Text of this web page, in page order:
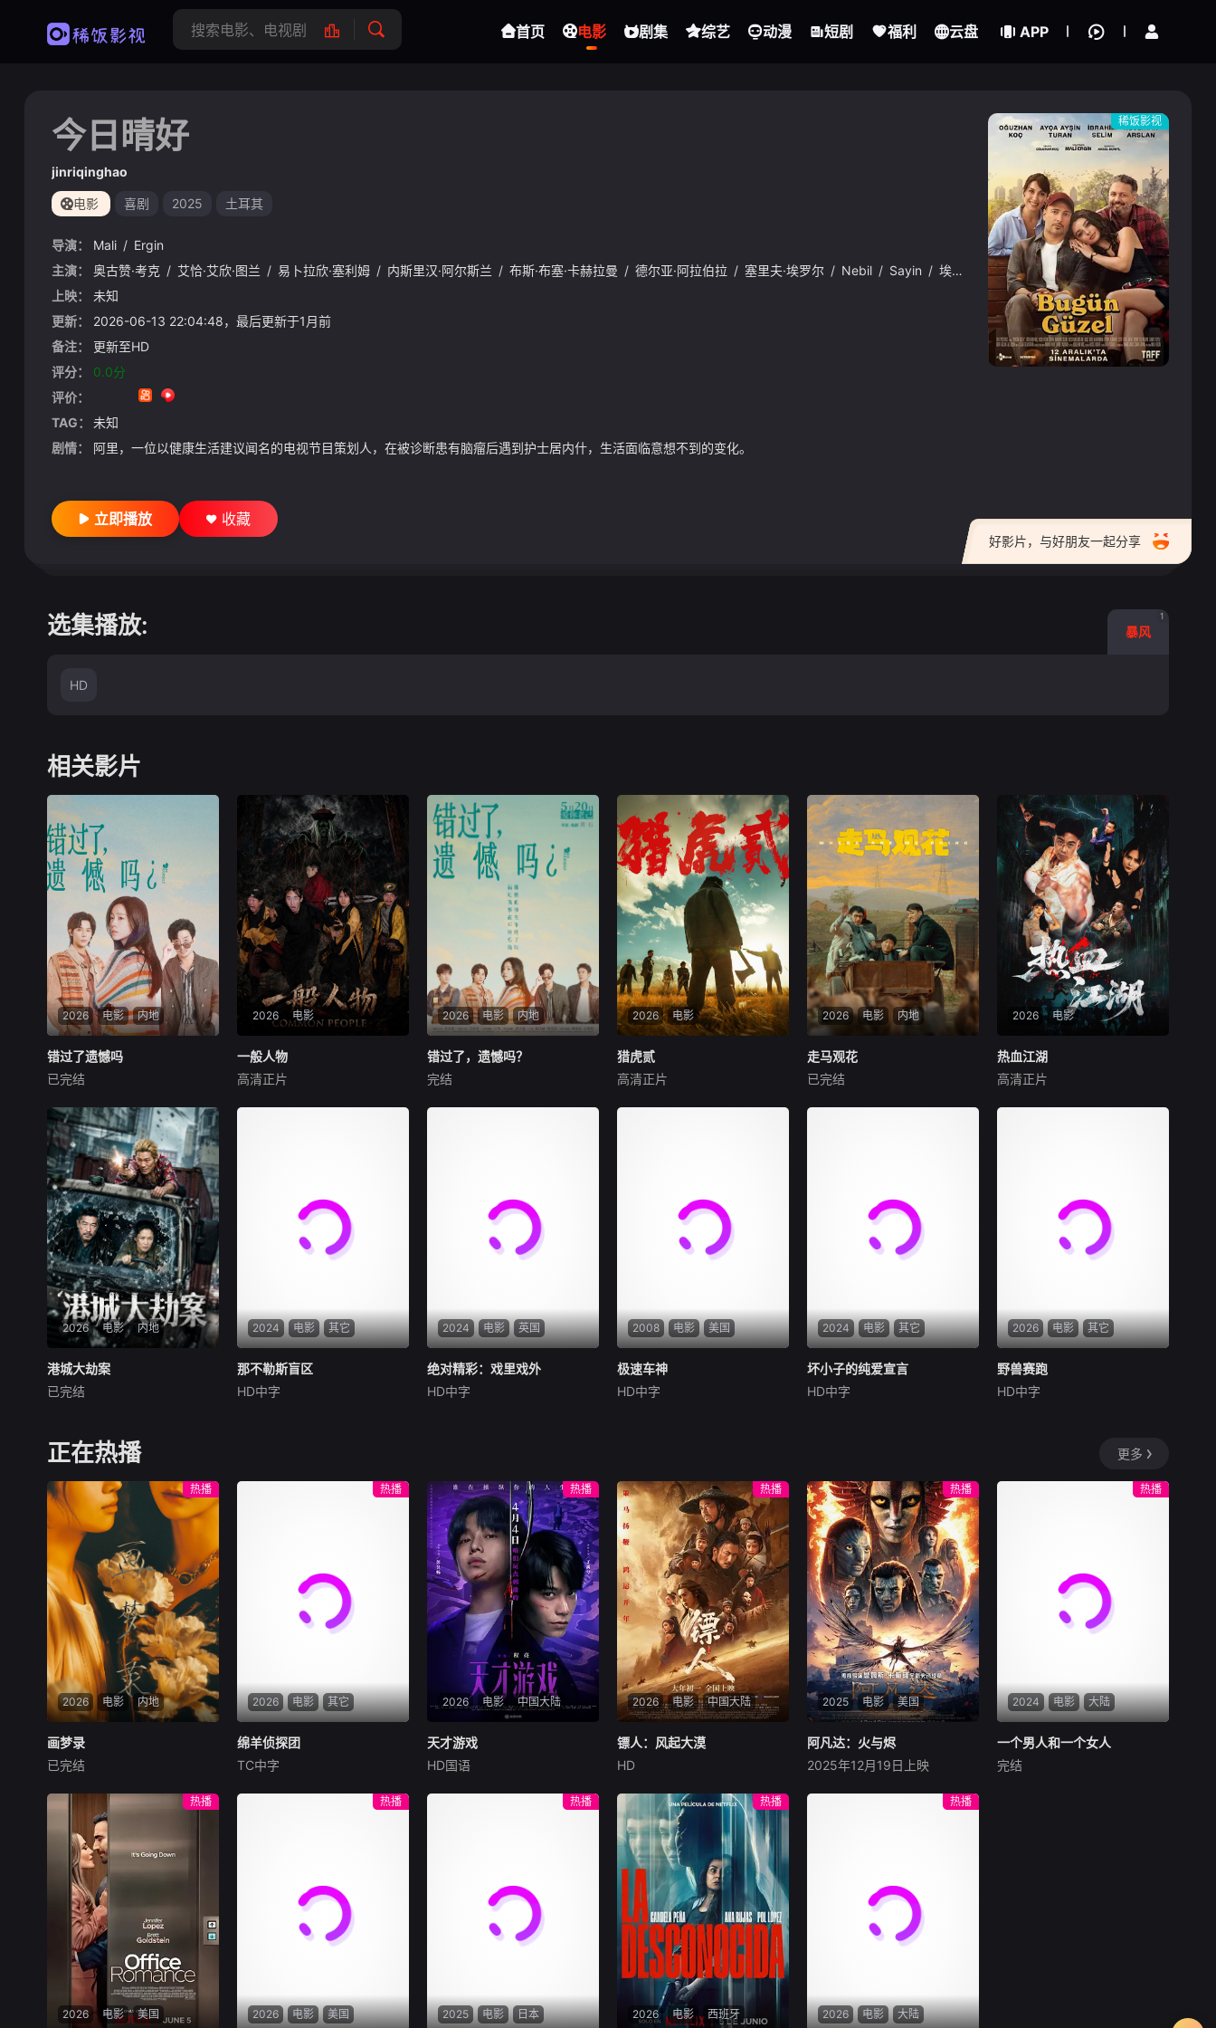
首页 电影 剧集 综艺 动漫 短剧 福利 云盘 APP
稀饭影视
今日晴好
jinriqinghao
电影 喜剧 2025 土耳其
导演： Mali / Ergin
主演：
奥古赞·考克 / 艾恰·艾欣·图兰 / 易卜拉欣·塞利姆 / 内斯里汉·阿尔斯兰 / 布斯·布塞·卡赫拉曼 / 德尔亚·阿拉伯拉 / 塞里夫·埃罗尔 / Nebil / Sayin / 埃格·艾丹 / Gamze /
Topuz
上映：
未知
更新：
2026-06-13 22:04:48，最后更新于1月前
备注：
更新至HD
评分：
0.0分
评价：
TAG：
未知
剧情：
阿里，一位以健康生活建议闻名的电视节目策划人，在被诊断患有脑瘤后遇到护士居内什，生活面临意想不到的变化。
好影片，与好朋友一起分享
立即播放 收藏
选集播放: 暴风
1
HD
相关影片
2026 电影 内地
错过了遗憾吗
庄达菲
00后女孩吴小北惨遭“断崖式
分手”，失恋后的她在发疯和
颓废中反复横跳，终于决定反
击！小北跌跌撞撞做完了“失
恋后也不必做的12件事”：改
造自己、假装理性、周旋于形
形色色的异性之间……然而这
一场大型失恋展览，真的能带
她走出失恋吗？
错过了遗憾吗
已完结
2026 电影
一般人物
袁林鑫
袁小道怀揣成为网红的梦想创
力。团队成功实现转型。随后
成员单飞、网红“塌房”，大叔
病倒，他们毅然
一般人物
高清正片
2026 电影 内地
错过了，遗憾吗？
庄达菲
00后女孩吴小北惨遭"断崖式
造自己、假装理性、周旋于形
形色色的异性之间……然而这
一场大型失恋展览，真的能带
她走出失恋吗？
错过了，遗憾吗？
完结
2026 电影
猎虎贰
康磊
2004 年深秋西北草原，假交
中接连牵出牧民灭口、矿场内
鬼、信用社惊天劫案，亡命团
伙内讧反杀、边境
猎虎贰
高清正片
2026 电影 内地
走马观花
琚子轩
新波，丁大宁，郭华，程依慕
却有一个共同的愿望“出人头
地”。在经过几段荒唐的创业
求职后，他们选择了逃离。从
都市到县城再到无人区。这是
孩子。可时间不会听你解释，
它已经熟练的将你送入人生的
另一个轨道。他们开始慌张，
计划逃跑。像失恋的少女一
般，指责对方的背叛，同时谁
走马观花
已完结
2026 电影
热血江湖
赵天齐
该剧主要讲述了赵子风从小和
十分迷茫，机缘巧合下这时候
碰到了武馆继承人夏新颖，武
官总被阿龙来捣乱，
热血江湖
高清正片
2026 电影 内地
港城大劫案
未知
存绝境的底层小人物，因一场
劫案命运交织。押款员唐月玲
手术；搭档李国荣遭杀猪盘骗
光积蓄，还面临失业危机；街
坊丧坤在黑帮九纹龙手下谋
生，不慎弄丢社团钱款，遭黑
帮全城追杀。走投无路的唐月
玲与丧坤打算抢夺黑帮钱财，
行动失败偶遇李国荣，行车记
录仪拍下二人图谋。李国荣顺
势提议联手打劫押款车，计划
借大坑舞火龙盛典人流管制实
施行动，三人在煎熬中达成共
识。行动当晚局势彻底失控：
追杀丧坤的黑帮、全副武装的
人形成三方混战。三人不忍伤
及无辜，驾车转
港城大劫案
已完结
2024 电影 其它
那不勒斯盲区
马尔科·达莫雷
并彻底改变了命运。但在这里
那不勒斯盲区
HD中字
2024 电影 英国
绝对精彩：戏里戏外
璨记忆，独家揭秘当年的幕后
制作内幕。正是这部惊世骇俗
的先锋神剧，彻底颠覆并开创
了女性喜剧史诗。
绝对精彩：戏里戏外
HD中字
2008 电影 美国
极速车神
富翁FrankChase以高薪来诱
惑他当私人修理工，兼女儿Je
ssie的保镖时，Mitch崇高的
目标突然变得很接近。可
极速车神
HD中字
2024 电影 其它
坏小子的纯爱宣言
青春新篇章。
坏小子的纯爱宣言
HD中字
2026 电影 其它
野兽赛跑
马修斯·阿布雷乌
人们沉迷于血腥竞技。一位抵
遇比死亡更惨烈的命运，被迫
野兽赛跑
HD中字
正在热播 更多
2026 电影 内地
热播
画梦录
代露娃
民国的上海滩，身怀绝技的孤
女画师许雁真，意外与身陷危
局的融汇银行总账姜心羽产生
交集。姜心羽遭人陷害，只得
与许雁真结盟，彼时银行欲将
国宝名画低价卖给外国人，许
雁真凭借自身精湛画技仿造名
画、偷天换日。几经波折，两
人联手在各方势力的夹缝间巧
妙周旋，共历险阻，破解重重
困境。
画梦录
已完结
2026 电影 其它
热播
绵羊侦探团
产，让每个人貌似都有犯罪动
机。警察毫无头绪之时，羊群
们决定“不务正业”迈出牧场，
追查牧羊人“躺平
绵羊侦探团
TC中字
2026 电影 中国大陆
热播
天才游戏
彭昱畅
穷途末路的天才少年刘全龙
名表、神秘女友全部备齐，在
陈伦的精心打造下，刘全龙瞬
间拥有顶配人生。
天才游戏
HD国语
2026 电影 中国大陆
热播
镖人：风起大漠
大漠之上，镖人、官府、西域
五大家族等多方势力盘根错
节、暗潮涌动。“天字第二号
逃犯”刀马接下特殊押镖任
务，和同伴一起从西域护镖远
赴长安。不料，他们的护送对
象竟是“天字第一号逃犯”知世
郎……天下熙熙皆为利来，各
方势力闻风入局，抢镖厮杀接
连上演……
镖人：风起大漠
HD
2025 电影 美国
热播
阿凡达：火与烬
萨姆·沃辛顿
佐伊·索尔达娜
护血脉相连的情感纽带的历
程，从而将故事推向更具张力
的全新维度。此外，潘多拉的
全新领域也即将揭晓
阿凡达：火与烬
2025年12月19日上映
2024 电影 大陆
热播
一个男人和一个女人
黄渤
一个男人和一个女人
完结
2026 电影 美国
热播
2026 电影 美国
热播
2025 电影 日本
热播
2026 电影 西班牙
热播
2026 电影 大陆
热播